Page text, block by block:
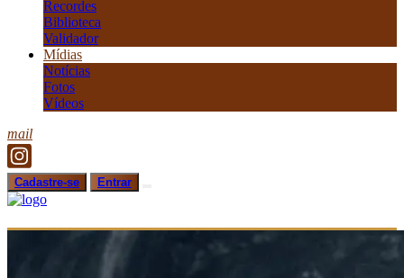
Recordes
Biblioteca
Validador
Mídias
Notícias
Fotos
Vídeos
mail
Cadastre-se Entrar